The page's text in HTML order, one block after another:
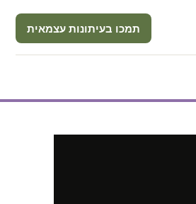
תמכו בעיתונות עצמאית